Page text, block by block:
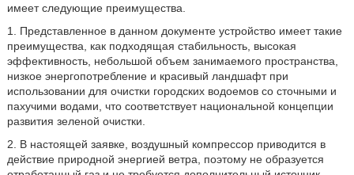
имеет следующие преимущества.
1. Представленное в данном документе устройство имеет такие
преимущества, как подходящая стабильность, высокая
эффективность, небольшой объем занимаемого пространства,
низкое энергопотребление и красивый ландшафт при
использовании для очистки городских водоемов со сточными и
пахучими водами, что соответствует национальной концепции
развития зеленой очистки.
2. В настоящей заявке, воздушный компрессор приводится в
действие природной энергией ветра, поэтому не образуется